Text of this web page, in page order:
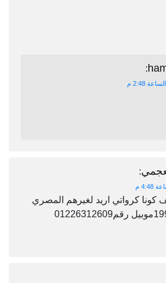
:
:
كونا كرواتي اريد لغيرهم المصري